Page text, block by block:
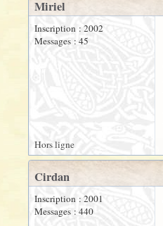
Miriel
Inscription : 2002
Messages : 45
Hors ligne
Cirdan
Inscription : 2001
Messages : 440